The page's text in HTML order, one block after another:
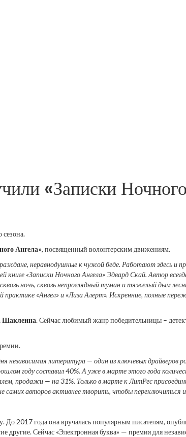
«Записки
сезона.
Ангела», посвященный волонтерским движениям.
неравнодушные к чужой беде. Работают здесь и
«Записки Ночного Ангела» Эдвард Скай. Автор
ночь, сквозь непроглядный туман и тяжелый дым
«Ангел» и «Лиза Алерт». Искренние, полные
Шаклеина. Сейчас любимый жанр победительницы –
независимая литература — один из ключевых
году составил 40%. А уже в марте этого года
продажи — на 31%. Только в марте к ЛитРес
авторов активнее творить, чтобы переключиться
2017 года она вручалась популярным писателям,
другие. Сейчас «Электронная буква» — премия для